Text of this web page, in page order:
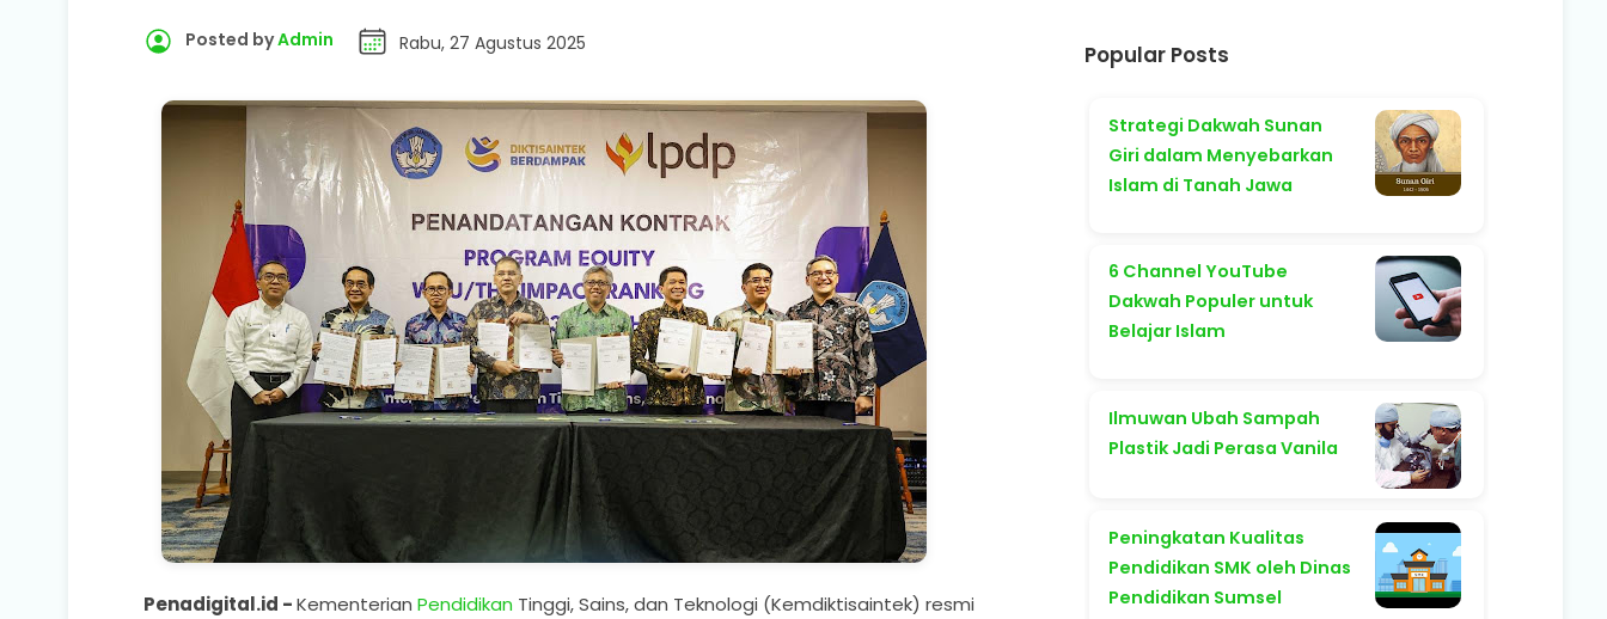
Posted byAdmin Rabu, 27 Agustus 2025
Penadigital.id -Kementerian Pendidikan Tinggi, Sains, dan Teknologi (Kemdiktisaintek) resmi
Popular Posts
Strategi Dakwah Sunan
Giri dalam Menyebarkan
Islam di Tanah Jawa
6 Channel YouTube
Dakwah Populer untuk
Belajar Islam
Ilmuwan Ubah Sampah
Plastik Jadi Perasa Vanila
Peningkatan Kualitas
Pendidikan SMK oleh Dinas
Pendidikan Sumsel